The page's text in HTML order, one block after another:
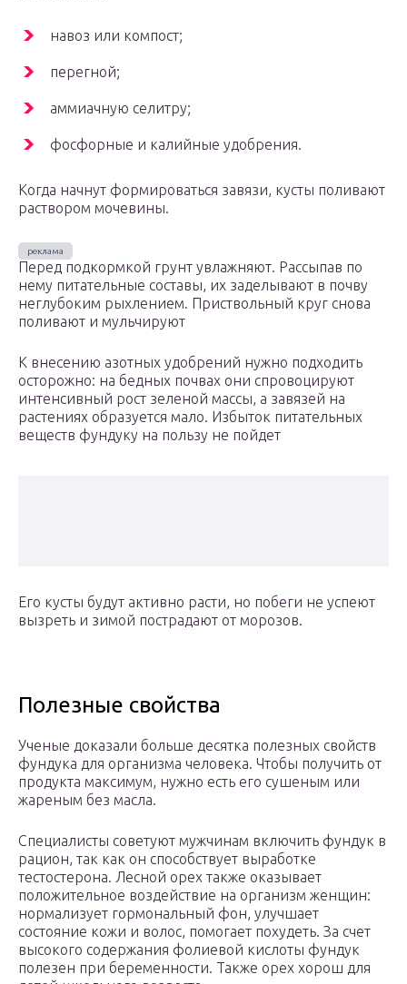
навоз или компост;
перегной;
аммиачную селитру;
фосфорные и калийные удобрения.
Когда начнут формироваться завязи, кусты поливают
раствором мочевины.
Перед подкормкой грунт увлажняют. Рассыпав по
нему питательные составы, их заделывают в почву
неглубоким рыхлением. Приствольный круг снова
поливают и мульчируют
К внесению азотных удобрений нужно подходить
осторожно: на бедных почвах они спровоцируют
интенсивный рост зеленой массы, а завязей на
растениях образуется мало. Избыток питательных
веществ фундуку на пользу не пойдет
Его кусты будут активно расти, но побеги не успеют
вызреть и зимой пострадают от морозов.
Полезные свойства
Ученые доказали больше десятка полезных свойств
фундука для организма человека. Чтобы получить от
продукта максимум, нужно есть его сушеным или
жареным без масла.
Специалисты советуют мужчинам включить фундук в
рацион, так как он способствует выработке
тестостерона. Лесной орех также оказывает
положительное воздействие на организм женщин:
нормализует гормональный фон, улучшает
состояние кожи и волос, помогает похудеть. За счет
высокого содержания фолиевой кислоты фундук
полезен при беременности. Также орех хорош для